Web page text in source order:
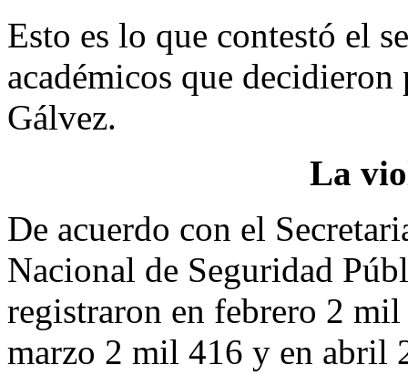
Esto es lo que contestó el
académicos que
Gálvez.
La
De acuerdo con el
Nacional de Seguridad
registraron en febrero 2
marzo 2 mil 416 y en abril